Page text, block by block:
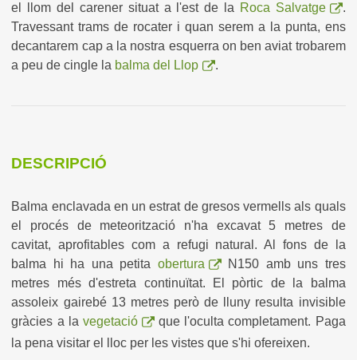
el llom del carener situat a l'est de la Roca Salvatge
.
Travessant trams de rocater i quan serem a la punta, ens
decantarem cap a la nostra esquerra on ben aviat trobarem
a peu de cingle la balma del Llop .
DESCRIPCIÓ
Balma enclavada en un estrat de gresos vermells als quals
el procés de meteorització n'ha excavat 5 metres de
cavitat, aprofitables com a refugi natural. Al fons de la
balma hi ha una petita obertura
N150 amb uns tres
metres més d'estreta continuïtat. El pòrtic de la balma
assoleix gairebé 13 metres però de lluny resulta invisible
gràcies a la vegetació
que l'oculta completament. Paga
la pena visitar el lloc per les vistes que s'hi ofereixen.